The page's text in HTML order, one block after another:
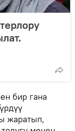
бир гана
жаратып,